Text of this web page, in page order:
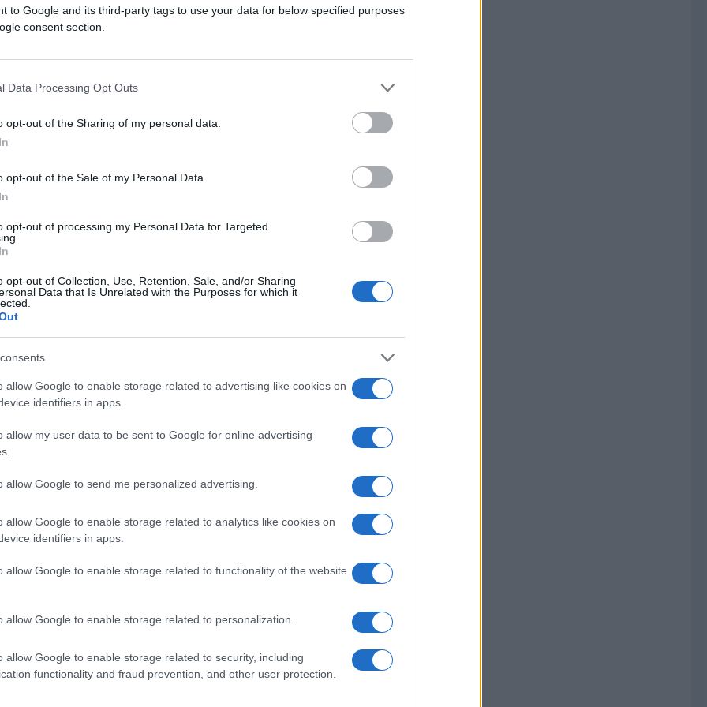
to Google and its third-party tags to use your data for below specified purposes
consent section.
Data Processing Opt Outs
opt-out of the Sharing of my personal data.
opt-out of the Sale of my Personal Data.
opt-out of processing my Personal Data for Targeted
opt-out of Collection, Use, Retention, Sale, and/or Sharing
Data that Is Unrelated with the Purposes for which it
allow Google to enable storage related to advertising like cookies on
identifiers in apps.
allow my user data to be sent to Google for online advertising
allow Google to send me personalized advertising.
allow Google to enable storage related to analytics like cookies on
identifiers in apps.
allow Google to enable storage related to functionality of the website
allow Google to enable storage related to personalization.
allow Google to enable storage related to security, including
functionality and fraud prevention, and other user protection.
si propone di “allevare le coscienze” –
che contano, ai “newspapers of
che, stringi stringi, va da Liberi e
e +Europa.
non può esistere “cultura”, ma
fallito nel suo vero obiettivo di fondo che,
qualche agenda di governo, è quello di
intima dell’uomo, per eliminare
il percorso unidirezionale che
non la si assicura con gli appelli a
al “realismo”, al “galateo”
barbari”.
creando le condizioni per la crescita
troppo impegnate a costruire con
pensare a “fare la rivoluzione”.
o la Svizzera continuano a vivere
alcun significativo rischio di
siano più brave a mettere in guardia
state assicurate nel tempo condizioni
lato ha promosso una cultura del
di italiani nel sogno di un futuro
tutti ed immaginari paradisi scandinavi;
molti anni qualsiasi tentativo di avviare
altri paesi hanno intrapreso, e che ci
di praticabilità economica.